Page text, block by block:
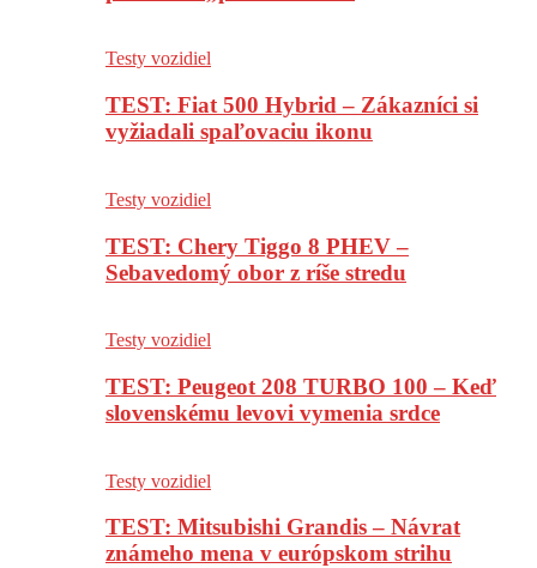
Testy vozidiel
TEST: Fiat 500 Hybrid – Zákazníci si
vyžiadali spaľovaciu ikonu
Testy vozidiel
TEST: Chery Tiggo 8 PHEV –
Sebavedomý obor z ríše stredu
Testy vozidiel
TEST: Peugeot 208 TURBO 100 – Keď
slovenskému levovi vymenia srdce
Testy vozidiel
TEST: Mitsubishi Grandis – Návrat
známeho mena v európskom strihu